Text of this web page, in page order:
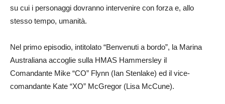
su cui i personaggi dovranno intervenire con forza e, allo
stesso tempo, umanità.
Nel primo episodio, intitolato “Benvenuti a bordo”, la Marina
Australiana accoglie sulla HMAS Hammersley il
Comandante Mike “CO” Flynn (Ian Stenlake) ed il vice-
comandante Kate “XO” McGregor (Lisa McCune).